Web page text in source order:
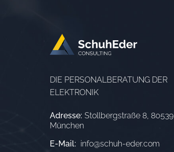
DIE PERSONALBERATUNG DER
ELEKTRONIK
Adresse: Stollbergstraße 8, 80539
München
E-Mail: info@schuh-eder.com